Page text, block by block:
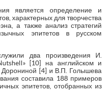
является определение и
характерных для творчества
а также анализ стратегий
эпитетов в русском
два произведения И.
[10] на английском и
Дорониной [4] и В.П. Голышева
составила 188 примеров
эпитетов, отобранных из